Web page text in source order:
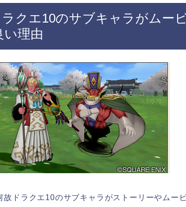
クエ10のサブキャラがムー
い理由
故ドラクエ10のサブキャラがストーリーやムー